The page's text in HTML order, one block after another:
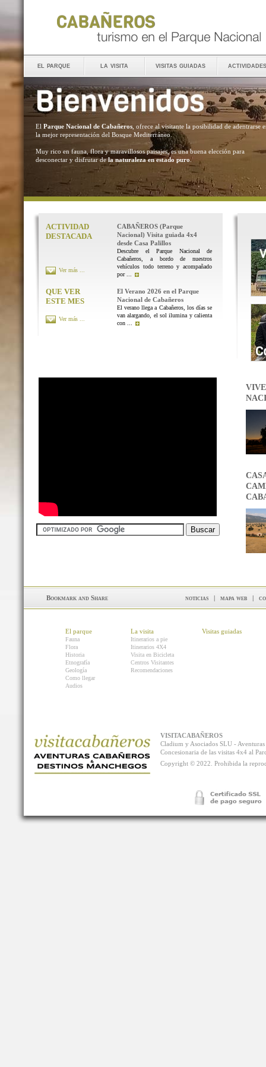
el parque la visita visitas guiadas actividades
El Parque Nacional de Cabañeros , ofrece al visitante la posibilidad de adentrarse
la mejor representación del Bosque Mediterráneo.
Muy rico en fauna, flora y maravillosos paisajes, es una buena elección para
desconectar y disfrutar dela naturaleza en estado puro .
ACTIVIDAD
DESTACADA
CABAÑEROS (Parque
Nacional) Visita guiada 4x4
desde Casa Palillos
Descubre el Parque Nacional de
Cabañeros, a bordo de nuestros
vehículos todo terreno y acompañado
por ...
Ver más ...
QUE VER
ESTE MES
El Verano 2026 en el Parque
Nacional de Cabañeros
El verano llega a Cabañeros, los días se
van alargando, el sol ilumina y calienta
con ...
Ver más ...
noticias | mapa web |
El parque
Fauna
Flora
Historia
Etnografía
Geología
Como llegar
Audios
La visita
Itinerarios a pie
Itinerarios 4X4
Visita en Bicicleta
Centros Visitantes
Recomendaciones
Visitas guiadas
VISITACABAÑEROS
Cladium y Asociados SLU -
Concesionaria de las visitas 4x4 al
Copyright © 2022. Prohibida la